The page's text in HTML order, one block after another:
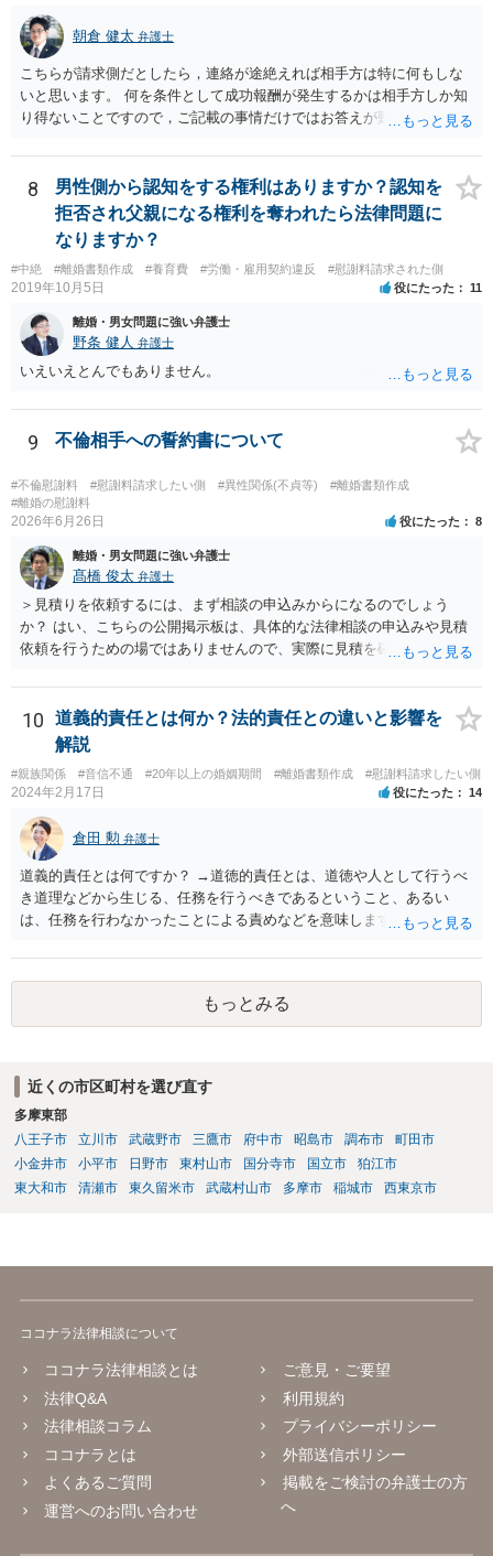
朝倉 健太 弁護士
こちらが請求側だとしたら，連絡が途絶えれば相手方は特に何もしな
いと思います。 何を条件として成功報酬が発生するかは相手方しか知
り得ないことですので，ご記載の事情だけではお答えが難しいです。
せずに続いていることも，いずれもあり得ると思います。個々の弁護
士の考え方によります。
8
男性側から認知をする権利はありますか？認知を
拒否され父親になる権利を奪われたら法律問題に
なりますか？
#中絶 #離婚書類作成 #養育費 #労働・雇用契約違反 #慰謝料請求された側
2019年10月5日 役にたった 11
離婚・男女問題に強い弁護士
野条 健人 弁護士
いえいえとんでもありません。
9 不倫相手への誓約書について
#不倫慰謝料 #慰謝料請求したい側 #異性関係(不貞等)
#離婚書類作成
#離婚の慰謝料
2026年6月26日 役にたった 8
離婚・男女問題に強い弁護士
髙橋 俊太 弁護士
＞見積りを依頼するには、まず相談の申込みからになるのでしょう
か？ はい、こちらの公開掲示板は、具体的な法律相談の申込みや見積
依頼を行うための場ではありませんので、実際に見積を確認されたい
わせをしていただく必要があります。
10
道義的責任とは何か？法的責任との違いと影響を
解説
#親族関係 #音信不通 #20年以上の婚姻期間 #離婚書類作成 #慰謝料請求したい側
2024年2月17日 役にたった 14
倉田 勲 弁護士
道義的責任とは何ですか？ →道徳的責任とは、道徳や人として行うべ
き道理などから生じる、任務を行うべきであるということ、あるい
は、任務を行わなかったことによる責めなどを意味します。 道義的責
則はありませんが、道義的責任を果たさないことで、他人からの信用
を無くす、不遇を受けるなどの一般的にはそのような事実上の不利益
もっとみる
近くの市区町村を選び直す
多摩東部
八王子市
立川市 武蔵野市 三鷹市 府中市 昭島市 調布市
町田市
小金井市
小平市 日野市 東村山市 国分寺市 国立市
狛江市
東大和市
清瀬市 東久留米市 武蔵村山市 多摩市 稲城市 西東京市
ココナラ法律相談について
ココナラ法律相談とは
法律Q&A
法律相談コラム
ココナラとは
よくあるご質問
運営へのお問い合わせ
ご意見・ご要望
利用規約
プライバシーポリシー
外部送信ポリシー
掲載をご検討の弁護士の方
へ